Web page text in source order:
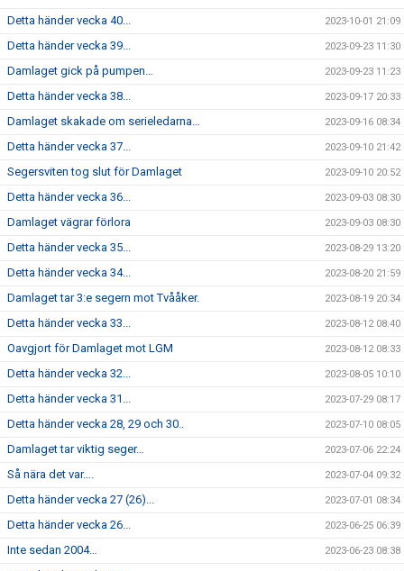
Detta händer vecka 40... 2023-10-01 21:09
Detta händer vecka 39... 2023-09-23 11:30
Damlaget gick på pumpen… 2023-09-23 11:23
Detta händer vecka 38... 2023-09-17 20:33
Damlaget skakade om serieledarna… 2023-09-16 08:34
Detta händer vecka 37... 2023-09-10 21:42
Segersviten tog slut för Damlaget 2023-09-10 20:52
Detta händer vecka 36... 2023-09-03 08:30
Damlaget vägrar förlora 2023-09-03 08:30
Detta händer vecka 35... 2023-08-29 13:20
Detta händer vecka 34... 2023-08-20 21:59
Damlaget tar 3:e segern mot Tvååker. 2023-08-19 20:34
Detta händer vecka 33... 2023-08-12 08:40
Oavgjort för Damlaget mot LGM 2023-08-12 08:33
Detta händer vecka 32... 2023-08-05 10:10
Detta händer vecka 31... 2023-07-29 08:17
Detta händer vecka 28, 29 och 30.. 2023-07-10 08:05
Damlaget tar viktig seger… 2023-07-06 22:24
Så nära det var…. 2023-07-04 09:32
Detta händer vecka 27 (26)... 2023-07-01 08:34
Detta händer vecka 26... 2023-06-25 06:39
Inte sedan 2004… 2023-06-23 08:38